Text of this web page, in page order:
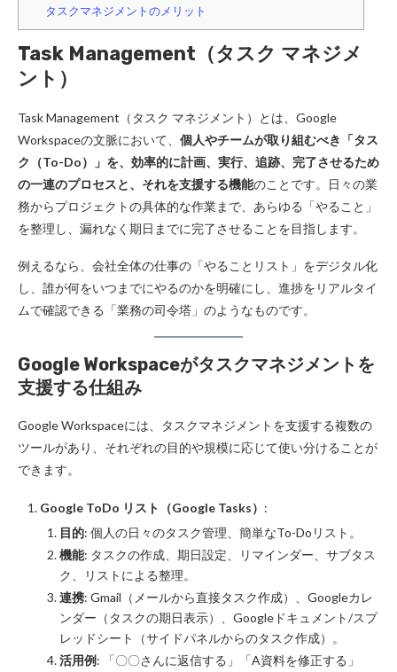
タスクマネジメントのメリット
Task Management（タスク マネジメ
ント）
Task Management（タスク マネジメント）とは、Google
Workspaceの文脈において、 個人やチームが取り組むべき「タス
ク（To-Do）」を、効率的に計画、実行、追跡、完了させるため
の一連のプロセスと、それを支援する機能のことです。日々の業
務からプロジェクトの具体的な作業まで、あらゆる「やること」
を整理し、漏れなく期日までに完了させることを目指します。
例えるなら、会社全体の仕事の「やることリスト」をデジタル化
し、誰が何をいつまでにやるのかを明確にし、進捗をリアルタイ
ムで確認できる「業務の司令塔」のようなものです。
Google Workspaceがタスクマネジメントを
支援する仕組み
Google Workspaceには、タスクマネジメントを支援する複数の
ツールがあり、それぞれの目的や規模に応じて使い分けることが
できます。
Google ToDo リスト（Google Tasks） :
目的: 個人の日々のタスク管理、簡単なTo-Doリスト。
機能: タスクの作成、期日設定、リマインダー、サブタス
ク、リストによる整理。
連携: Gmail（メールから直接タスク作成）、Googleカレ
ンダー（タスクの期日表示）、Googleドキュメント/スプ
レッドシート（サイドパネルからのタスク作成）。
活用例: 「〇〇さんに返信する」「A資料を修正する」